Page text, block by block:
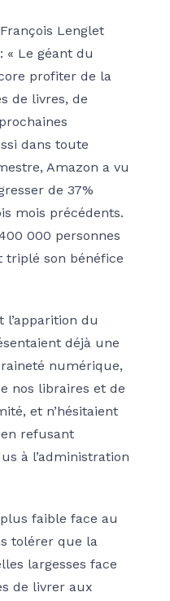
Lenglet
Le géant du
profiter de la
de livres, de
dans toute
Amazon a vu
de 37%
mois précédents.
000 personnes
triplé son bénéfice
l’apparition du
déjà une
numérique,
nos libraires et de
et n’hésitaient
refusant
à l’administration
faible face au
tolérer que la
largesses face
de livrer aux